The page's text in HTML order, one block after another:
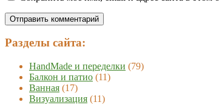
Разделы сайта:
HandMade и переделки (79)
Балкон и патио (11)
Ванная (17)
Визуализация (11)